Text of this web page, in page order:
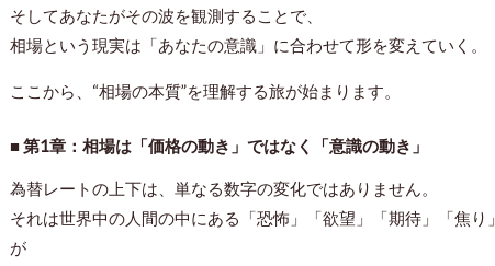
そしてあなたがその波を観測することで、
相場という現実は「あなたの意識」に合わせて形を変えていく。
ここから、“相場の本質”を理解する旅が始まります。
■ 第1章：相場は「価格の動き」ではなく「意識の動き」
為替レートの上下は、単なる数字の変化ではありません。
それは世界中の人間の中にある「恐怖」「欲望」「期待」「焦り」
が